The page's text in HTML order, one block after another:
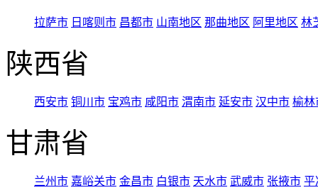
拉萨市 日喀则市 昌都市 山南地区 那曲地区 阿里地区 林
陕西省
西安市 铜川市 宝鸡市 咸阳市 渭南市 延安市 汉中市 榆林
甘肃省
兰州市 嘉峪关市 金昌市 白银市 天水市 武威市 张掖市 平